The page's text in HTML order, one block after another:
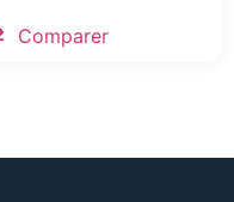
Comparer